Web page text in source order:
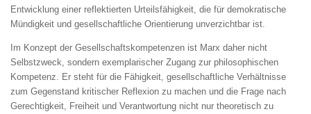
Entwicklung einer reflektierten Urteilsfähigkeit, die für demokratische
Mündigkeit und gesellschaftliche Orientierung unverzichtbar ist.
Im Konzept der Gesellschaftskompetenzen ist Marx daher nicht
Selbstzweck, sondern exemplarischer Zugang zur philosophischen
Kompetenz. Er steht für die Fähigkeit, gesellschaftliche Verhältnisse
zum Gegenstand kritischer Reflexion zu machen und die Frage nach
Gerechtigkeit, Freiheit und Verantwortung nicht nur theoretisch zu